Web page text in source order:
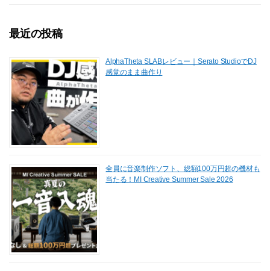
最近の投稿
AlphaTheta SLABレビュー｜Serato StudioでDJ
感覚のまま曲作り
全員に音楽制作ソフト、総額100万円超の機材も
当たる！MI Creative Summer Sale 2026